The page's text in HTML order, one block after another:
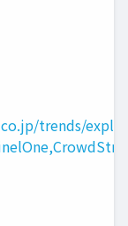
trends/